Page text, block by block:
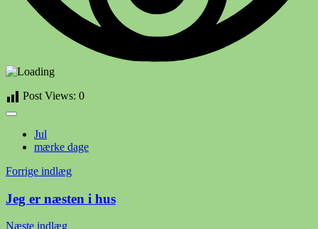
Post Views: 0
Jul
mærke dage
Indlægsnavigation
Forrige indlæg
Jeg er næsten i hus
Næste indlæg